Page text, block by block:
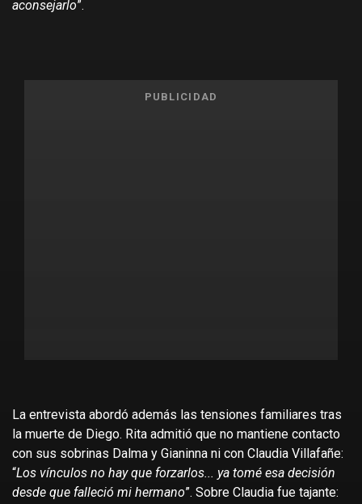
aconsejarlo”.
PUBLICIDAD
La entrevista abordó además las tensiones familiares tras
la muerte de Diego. Rita admitió que no mantiene contacto
con sus sobrinas Dalma y Gianinna ni con Claudia Villafañe:
“Los vínculos no hay que forzarlos... ya tomé esa decisión
desde que falleció mi hermano”. Sobre Claudia fue tajante: